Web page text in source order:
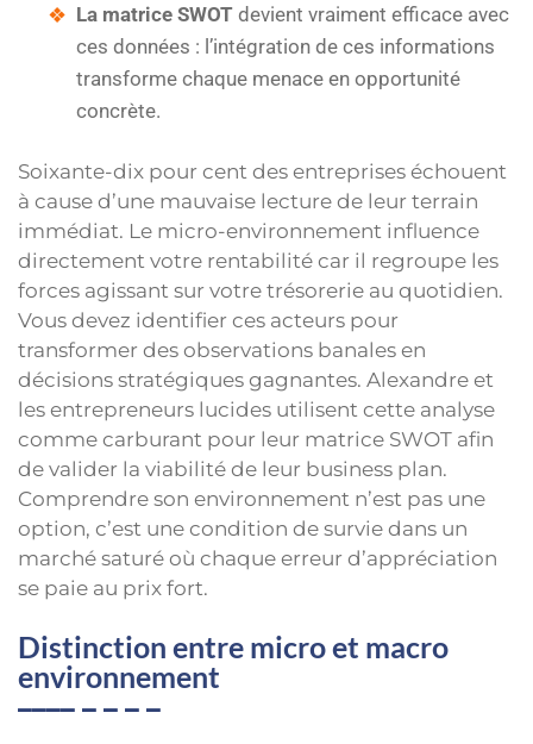
La matrice SWOT devient vraiment efficace avec
ces données : l’intégration de ces informations
transforme chaque menace en opportunité
concrète.
Soixante-dix pour cent des entreprises échouent
à cause d’une mauvaise lecture de leur terrain
immédiat. Le micro-environnement influence
directement votre rentabilité car il regroupe les
forces agissant sur votre trésorerie au quotidien.
Vous devez identifier ces acteurs pour
transformer des observations banales en
décisions stratégiques gagnantes. Alexandre et
les entrepreneurs lucides utilisent cette analyse
comme carburant pour leur matrice SWOT afin
de valider la viabilité de leur business plan.
Comprendre son environnement n’est pas une
option, c’est une condition de survie dans un
marché saturé où chaque erreur d’appréciation
se paie au prix fort.
Distinction entre micro et macro
environnement